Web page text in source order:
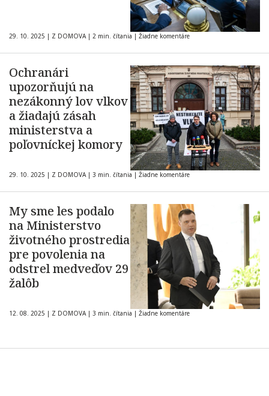
29. 10. 2025 | Z DOMOVA | 2 min. čítania | Žiadne komentáre
Ochranári
upozorňujú na
nezákonný lov vlkov
a žiadajú zásah
ministerstva a
poľovníckej komory
29. 10. 2025 | Z DOMOVA | 3 min. čítania | Žiadne komentáre
My sme les podalo
na Ministerstvo
životného prostredia
pre povolenia na
odstrel medveďov 29
žalôb
12. 08. 2025 | Z DOMOVA | 3 min. čítania | Žiadne komentáre